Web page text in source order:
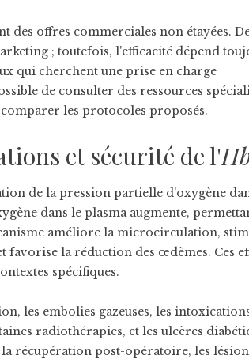
des offres commerciales non étayées.
; toutefois, l'efficacité dépend
qui cherchent une prise en charge
de consulter des ressources
les protocoles proposés.
et sécurité de l'
de la pression partielle d'oxygène
dans le plasma augmente,
améliore la microcirculation,
favorise la réduction des œdèmes. Ces
spécifiques.
les embolies gazeuses, les
radiothérapies, et les ulcères
récupération post-opératoire, les